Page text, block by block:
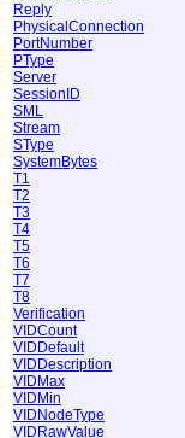
Reply
PhysicalConnection
PortNumber
PType
Server
SessionID
SML
Stream
SType
SystemBytes
T1
T2
T3
T4
T5
T6
T7
T8
Verification
VIDCount
VIDDefault
VIDDescription
VIDMax
VIDMin
VIDNodeType
VIDRawValue